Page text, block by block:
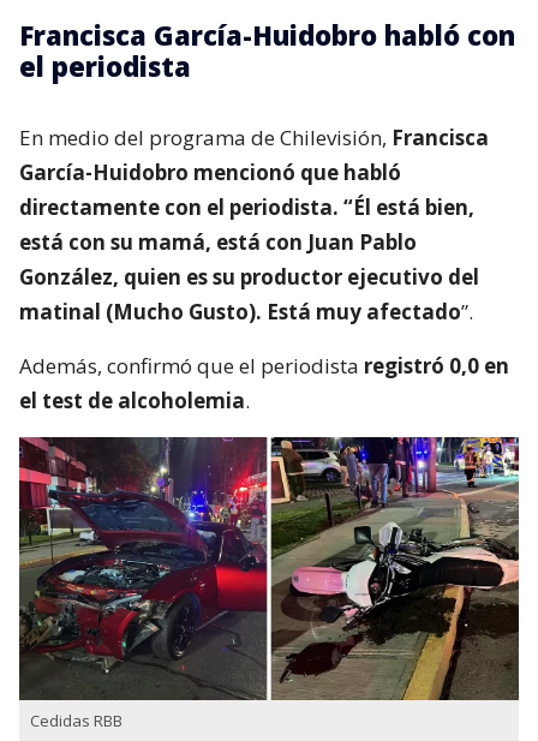
Francisca García-Huidobro habló con
el periodista
En medio del programa de Chilevisión, Francisca
García-Huidobro mencionó que habló
directamente con el periodista. “Él está bien,
está con su mamá, está con Juan Pablo
González, quien es su productor ejecutivo del
matinal (Mucho Gusto). Está muy afectado”.
Además, confirmó que el periodista registró 0,0 en
el test de alcoholemia.
Cedidas RBB